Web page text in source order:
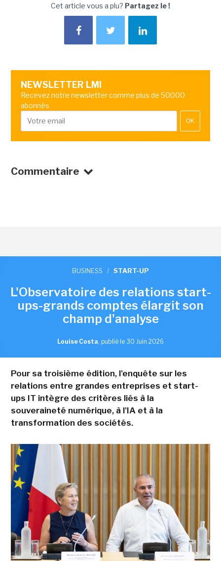
Cet article vous a plu? Partagez le !
NEWSLETTER LMI
Recevez notre newsletter comme plus de 50000
abonnés
OK
Commentaire
BUSINESS / START-UP
L'Observatoire des relations start-
ups-grands comptes élargit son
champ d'analyse
Louise Costa, publié le 30 Juin 2026
Pour sa troisième édition, l'enquête sur les
relations entre grandes entreprises et start-
ups IT intègre des critères liés à la
souveraineté numérique, à l'IA et à la
transformation des sociétés.